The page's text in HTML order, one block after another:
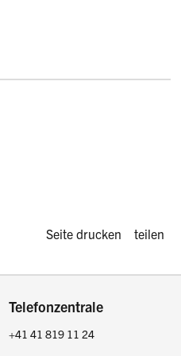
Diese Seite
Seite drucken teilen
Telefonzentrale
+41 41 819 11 24